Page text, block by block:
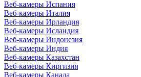
Веб-камеры Испания
Веб-камеры Италия
Веб-камеры Ирландия
Веб-камеры Исландия
Веб-камеры Индонезия
Веб-камеры Индия
Веб-камеры Казахстан
Веб-камеры Киргизия
Веб-камеры Канада